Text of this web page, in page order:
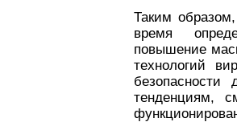
Таким
время
повышение
технологий
тенденциям,